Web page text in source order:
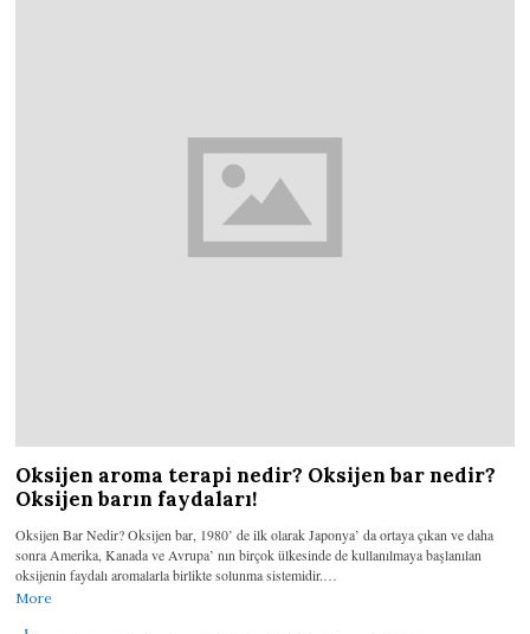
Oksijen aroma terapi nedir? Oksijen bar nedir?
Oksijen barın faydaları!
Oksijen Bar Nedir? Oksijen bar, 1980’ de ilk olarak Japonya’ da ortaya çıkan ve daha
sonra Amerika, Kanada ve Avrupa’ nın birçok ülkesinde de kullanılmaya başlanılan
oksijenin faydalı aromalarla birlikte solunma sistemidir.…
More